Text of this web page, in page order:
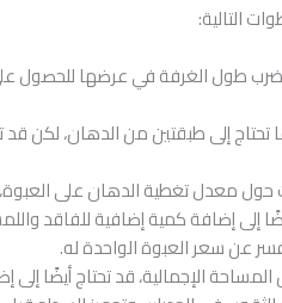
التالية:
طول الغرفة في عرضها للحصول
إلى طبقتين من الدهان، لكن قد
معدل تغطية الدهان على
إلى إضافة كمية إضافية للفاقد
عن سعر العبوة الواحدة له.
الإجمالية، قد تحتاج أيضًا